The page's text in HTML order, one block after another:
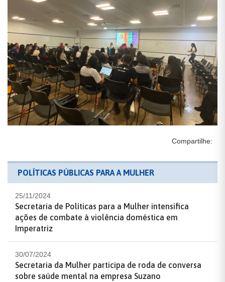
Compartilhe:
POLÍTICAS PÚBLICAS PARA A MULHER
25/11/2024
Secretaria de Políticas para a Mulher intensifica
ações de combate à violência doméstica em
Imperatriz
30/07/2024
Secretaria da Mulher participa de roda de conversa
sobre saúde mental na empresa Suzano